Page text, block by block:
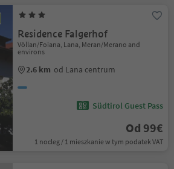
Residence Falgerhof
Völlan/Foiana, Lana, Meran/Merano and
environs
2.6 km od Lana centrum
Südtirol Guest Pass
Od 99€
1 nocleg / 1 mieszkanie w tym podatek VAT